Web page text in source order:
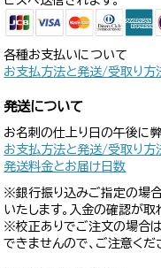
各種お支払いについて
お支払方法と発送/受取り方
発送について
お名刺の仕上り日の午後に
お支払方法と発送/受取り方
発送料金とお届け日数
※銀行振り込みご指定の場
いたします。入金の確認が
※校正ありでご注文の場合
できませんので、ご注意くだ